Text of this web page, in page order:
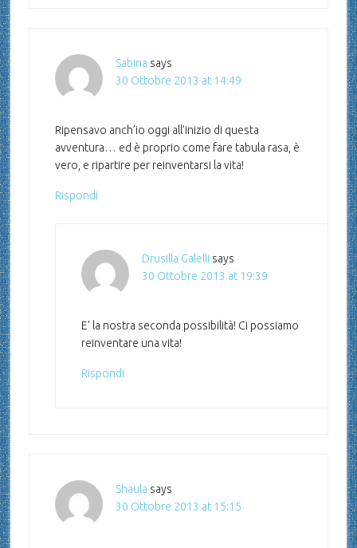
Sabina says
30 Ottobre 2013 at 14:49
Ripensavo anch’io oggi all’inizio di questa
avventura… ed è proprio come fare tabula rasa, è
vero, e ripartire per reinventarsi la vita!
Rispondi
Drusilla Galelli says
30 Ottobre 2013 at 19:39
E’ la nostra seconda possibilità! Ci possiamo
reinventare una vita!
Rispondi
Shaula says
30 Ottobre 2013 at 15:15